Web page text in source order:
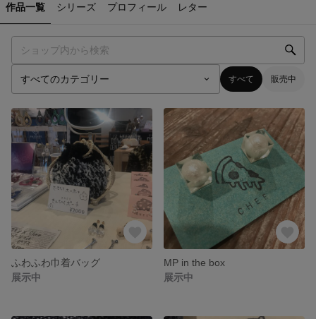
作品一覧 シリーズ プロフィール レター
すべて 販売中
ふわふわ巾着バッグ
展示中
MP in the box
展示中